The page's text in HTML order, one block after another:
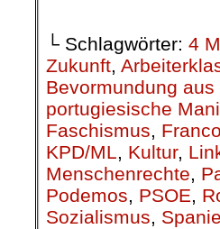
└ Schlagwörter: 4
Zukunft,
Bevormundung aus
portugiesische
Faschismus,
KPD/ML, Kultur,
Menschenrechte,
Podemos, PSOE,
Sozialismus,